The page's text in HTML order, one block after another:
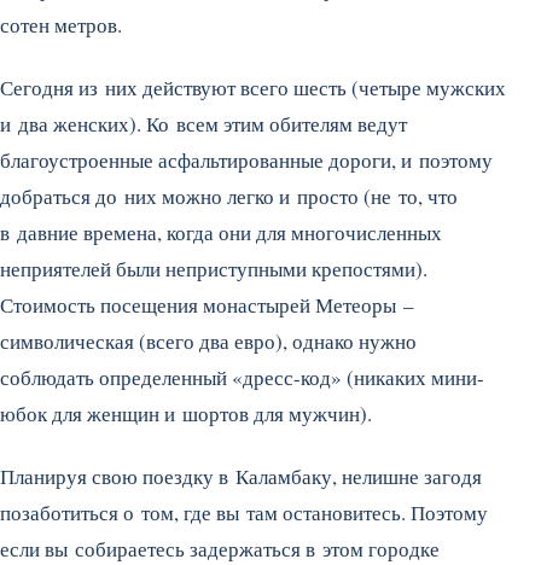
сотен метров.
Сегодня из них действуют всего шесть (четыре мужских
и два женских). Ко всем этим обителям ведут
благоустроенные асфальтированные дороги, и поэтому
добраться до них можно легко и просто (не то, что
в давние времена, когда они для многочисленных
неприятелей были неприступными крепостями).
Стоимость посещения монастырей Метеоры –
символическая (всего два евро), однако нужно
соблюдать определенный «дресс-код» (никаких мини-
юбок для женщин и шортов для мужчин).
Планируя свою поездку в Каламбаку, нелишне загодя
позаботиться о том, где вы там остановитесь. Поэтому
если вы собираетесь задержаться в этом городке